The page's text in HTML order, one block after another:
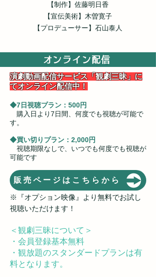
【制作】佐藤明日香
【宣伝美術】木曽寛子
【プロデューサー】石山泰人​
オンライン配信
演劇動画配信サービス「観劇三昧」に
てオンライン配信中！
◆7日視聴プラン：500円
購入日より7日間、何度でも視聴が可能で
す。
◆買い切りプラン：2,000円
視聴期限なしで、いつでも何度でも視聴が
可能です
販売ページはこちらから
※『オプション映像』より無料でお試し
視聴いただけます！
＜観劇三昧について＞
・会員登録基本無料
・観放題のスタンダードプランは有
料となります。